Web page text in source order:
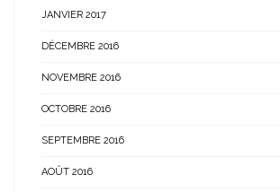
JANVIER 2017
DÉCEMBRE 2016
NOVEMBRE 2016
OCTOBRE 2016
SEPTEMBRE 2016
AOÛT 2016